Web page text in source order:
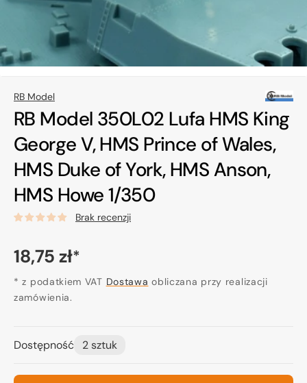
RB Model
RB Model 350L02 Lufa HMS King
George V, HMS Prince of Wales,
HMS Duke of York, HMS Anson,
HMS Howe 1/350
Brak recenzji
Cena
regularna
18,75 zł*
* z podatkiem VAT Dostawa obliczana przy realizacji
zamówienia.
Dostępność 2 sztuk